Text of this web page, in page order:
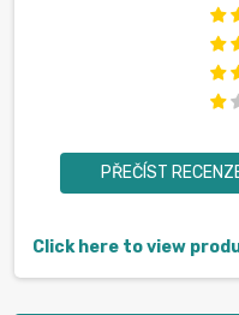
PŘEČÍST
Click here to view